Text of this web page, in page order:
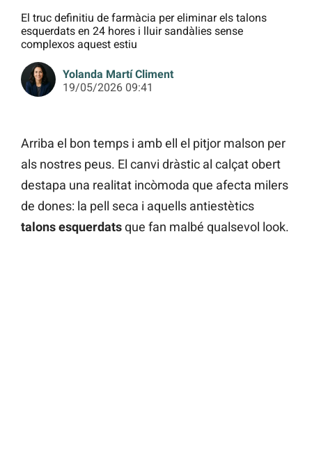
El truc definitiu de farmàcia per eliminar els talons
esquerdats en 24 hores i lluir sandàlies sense
complexos aquest estiu
Yolanda Martí Climent
19/05/2026 09:41
Arriba el bon temps i amb ell el pitjor malson per
als nostres peus. El canvi dràstic al calçat obert
destapa una realitat incòmoda que afecta milers
de dones: la pell seca i aquells antiestètics
talons esquerdatsque fan malbé qualsevol look.